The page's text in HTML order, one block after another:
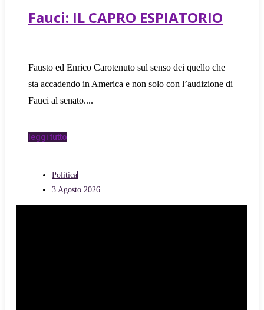
Fauci: IL CAPRO ESPIATORIO
Fausto ed Enrico Carotenuto sul senso dei quello che
sta accadendo in America e non solo con l’audizione di
Fauci al senato.
leggi tutto
Politica
3 Agosto 2026